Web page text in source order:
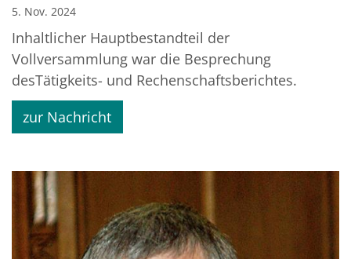
5. Nov. 2024
Inhaltlicher Hauptbestandteil der
Vollversammlung war die Besprechung
desTätigkeits- und Rechenschaftsberichtes.
zur Nachricht